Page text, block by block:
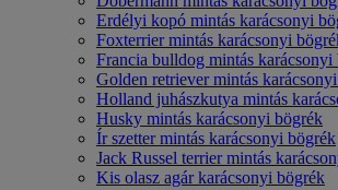
Erdélyi kopó mintás karácsonyi
Foxterrier mintás karácsonyi
Francia bulldog mintás karácsonyi
Golden retriever mintás
Holland juhászkutya mintás
Husky mintás karácsonyi bögrék
Ír szetter mintás karácsonyi bögrék
Jack Russel terrier mintás
Kis olasz agár karácsonyi bögrék